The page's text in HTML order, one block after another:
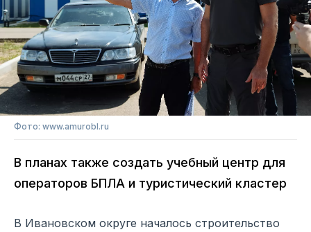
Фото: www.amurobl.ru
В планах также создать учебный центр для
операторов БПЛА и туристический кластер
В Ивановском округе началось строительство